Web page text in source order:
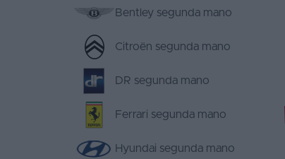
Bentley segunda mano
Citroën segunda mano
DR segunda mano
Ferrari segunda mano
Hyundai segunda mano